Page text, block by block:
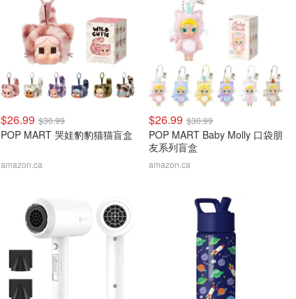
$26.99 $30.99
POP MART 哭娃豹豹猫猫盲盒
amazon.ca
$26.99 $30.99
POP MART Baby Molly 口袋朋
友系列盲盒
amazon.ca